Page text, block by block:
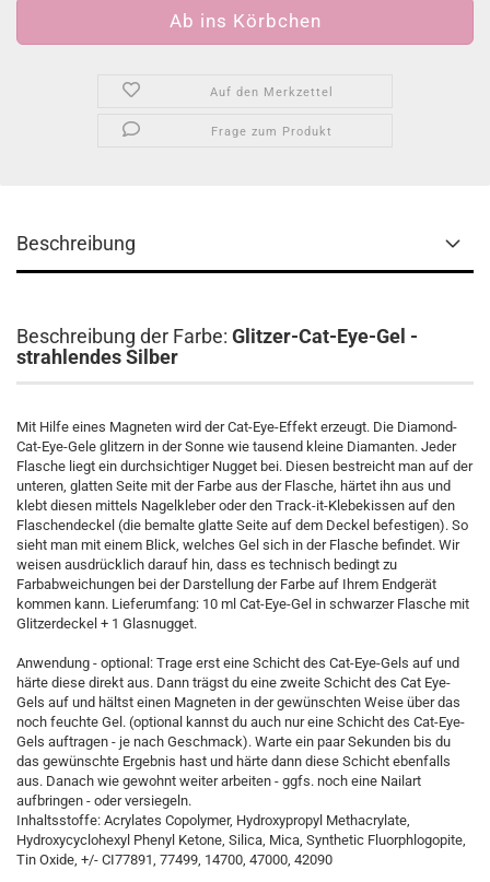
Auf den Merkzettel
Frage zum Produkt
Beschreibung
Beschreibung der Farbe: Glitzer-Cat-Eye-Gel -
strahlendes Silber
Mit Hilfe eines Magneten wird der Cat-Eye-Effekt erzeugt. Die Diamond-
Cat-Eye-Gele glitzern in der Sonne wie tausend kleine Diamanten. Jeder
Flasche liegt ein durchsichtiger Nugget bei. Diesen bestreicht man auf der
unteren, glatten Seite mit der Farbe aus der Flasche, härtet ihn aus und
klebt diesen mittels Nagelkleber oder den Track-it-Klebekissen auf den
Flaschendeckel (die bemalte glatte Seite auf dem Deckel befestigen). So
sieht man mit einem Blick, welches Gel sich in der Flasche befindet. Wir
weisen ausdrücklich darauf hin, dass es technisch bedingt zu
Farbabweichungen bei der Darstellung der Farbe auf Ihrem Endgerät
kommen kann. Lieferumfang: 10 ml Cat-Eye-Gel in schwarzer Flasche mit
Glitzerdeckel + 1 Glasnugget.
Anwendung - optional: Trage erst eine Schicht des Cat-Eye-Gels auf und
härte diese direkt aus. Dann trägst du eine zweite Schicht des Cat Eye-
Gels auf und hältst einen Magneten in der gewünschten Weise über das
noch feuchte Gel. (optional kannst du auch nur eine Schicht des Cat-Eye-
Gels auftragen - je nach Geschmack). Warte ein paar Sekunden bis du
das gewünschte Ergebnis hast und härte dann diese Schicht ebenfalls
aus. Danach wie gewohnt weiter arbeiten - ggfs. noch eine Nailart
aufbringen - oder versiegeln.
Inhaltsstoffe: Acrylates Copolymer, Hydroxypropyl Methacrylate,
Hydroxycyclohexyl Phenyl Ketone, Silica, Mica, Synthetic Fluorphlogopite,
Tin Oxide, +/- CI77891, 77499, 14700, 47000, 42090